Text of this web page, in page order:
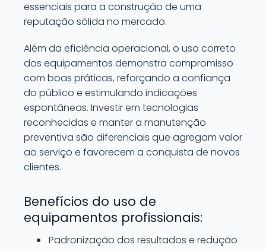
essenciais para a construção de uma
reputação sólida no mercado.
Além da eficiência operacional, o uso correto
dos equipamentos demonstra compromisso
com boas práticas, reforçando a confiança
do público e estimulando indicações
espontâneas. Investir em tecnologias
reconhecidas e manter a manutenção
preventiva são diferenciais que agregam valor
ao serviço e favorecem a conquista de novos
clientes.
Benefícios do uso de
equipamentos profissionais:
Padronização dos resultados e redução